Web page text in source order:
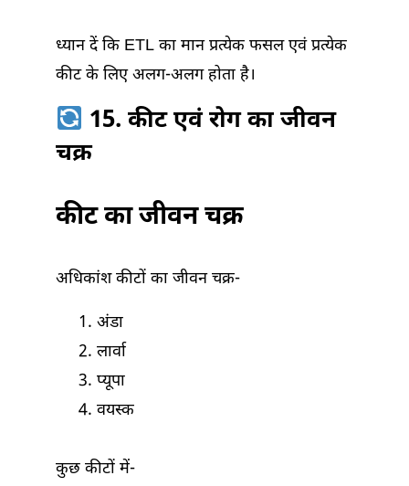
ध्यान दें कि ETL का मान प्रत्येक फसल एवं प्रत्येक
कीट के लिए अलग-अलग होता है।
15. कीट एवं रोग का जीवन
चक्र
कीट का जीवन चक्र
अधिकांश कीटों का जीवन चक्र-
अंडा
लार्वा
प्यूपा
वयस्क
कुछ कीटों में-